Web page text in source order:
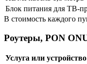
Блок питания для ТВ-
В стоимость каждого
Роутеры, PON
Услуга или устройство